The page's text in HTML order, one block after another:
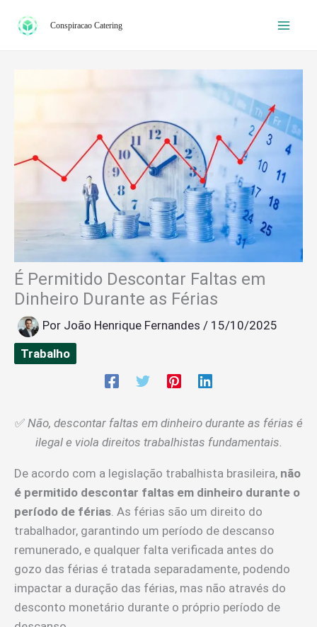
para
Conspiracao Catering
É Permitido Descontar Faltas em
Dinheiro Durante as Férias
Por João Henrique Fernandes / 15/10/2025
Trabalho
✅ Não, descontar faltas em dinheiro durante as férias é
ilegal e viola direitos trabalhistas fundamentais.
De acordo com a legislação trabalhista brasileira, não
é permitido descontar faltas em dinheiro durante o
período de férias. As férias são um direito do
trabalhador, garantindo um período de descanso
remunerado, e qualquer falta verificada antes do
gozo das férias é tratada separadamente, podendo
impactar a duração das férias, mas não através do
desconto monetário durante o próprio período de